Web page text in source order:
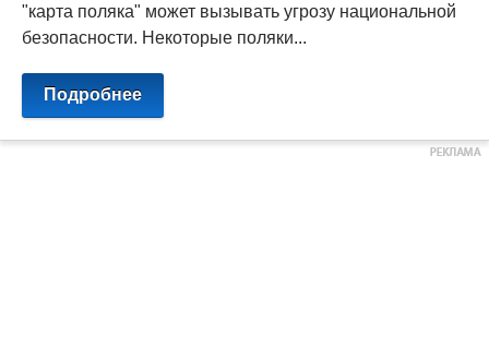
"карта поляка" может вызывать угрозу национальной
безопасности. Некоторые поляки...
Подробнее